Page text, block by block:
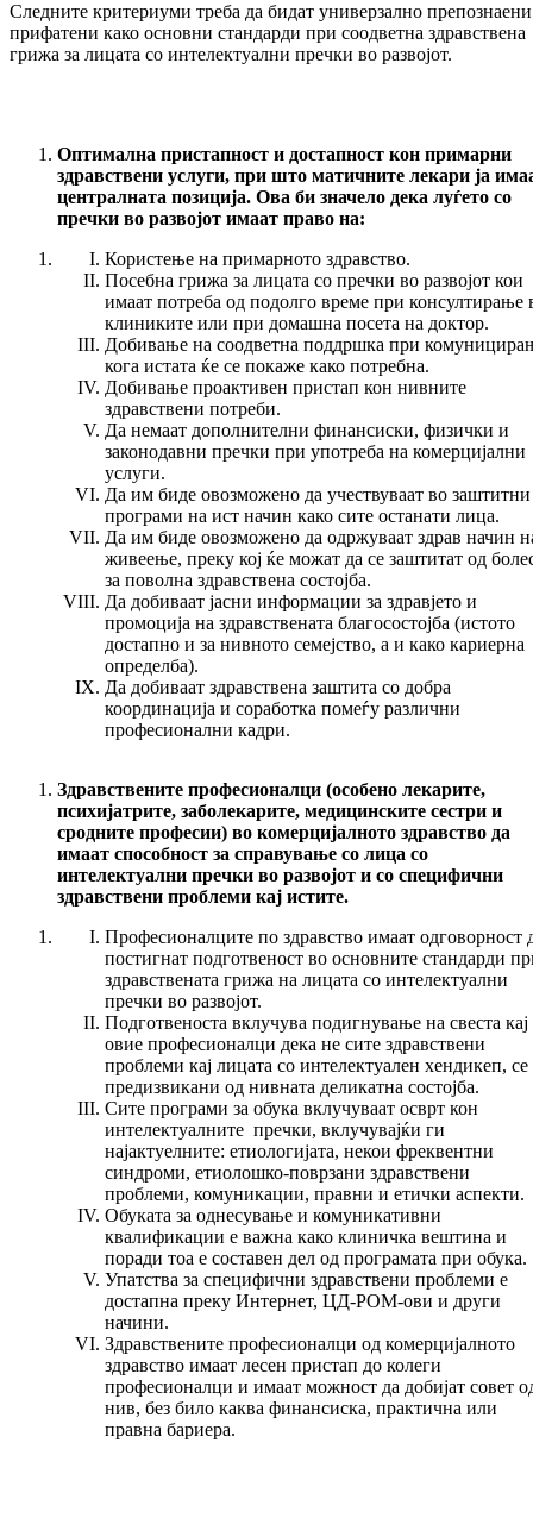
Следните критериуми треба да бидат универзално
прифатени како основни стандарди при соодветна здравствена
грижа за лицата со интелектуални пречки во развојот.
Оптимална пристапност и достапност кон примарни
здравствени услуги, при што матичните лекари ја
централната позиција. Ова би значело дека луѓето со
пречки во развојот имаат право на:
Користење на примарното здравство.
Посебна грижа за лицата со пречки во развојот кои
имаат потреба од подолго време при консултирање
клиниките или при домашна посета на доктор.
Добивање на соодветна поддршка при
кога истата ќе се покаже како потребна.
Добивање проактивен пристап кон нивните
здравствени потреби.
Да немаат дополнителни финансиски, физички и
законодавни пречки при употреба на комерцијални
услуги.
Да им биде овозможено да учествуваат во заштитни
програми на ист начин како сите останати лица.
Да им биде овозможено да одржуваат здрав начин
живеење, преку кој ќе можат да се заштитат од
за поволна здравствена состојба.
Да добиваат јасни информации за здравјето и
промоција на здравствената благосостојба (истото
достапно и за нивното семејство, а и како кариерна
определба).
Да добиваат здравствена заштита со добра
координација и соработка помеѓу различни
професионални кадри.
Здравствените професионалци (особено лекарите,
психијатрите, заболекарите, медицинските сестри и
сродните професии) во комерцијалното здравство да
имаат способност за справување со лица со
интелектуални пречки во развојот и со специфични
здравствени проблеми кај истите.
Професионалците по здравство имаат одговорност
постигнат подготвеност во основните стандарди
здравствената грижа на лицата со интелектуални
пречки во развојот.
Подготвеноста вклучува подигнување на свеста кај
овие професионалци дека не сите здравствени
проблеми кај лицата со интелектуален хендикеп, се
предизвикани од нивната деликатна состојба.
Сите програми за обука вклучуваат осврт кон
интелектуалните пречки, вклучувајќи ги
најактуелните: етиологијата, некои фреквентни
синдроми, етиолошко-поврзани здравствени
проблеми, комуникации, правни и етички аспекти.
Обуката за однесување и комуникативни
квалификации е важна како клиничка вештина и
поради тоа е составен дел од програмата при обука.
Упатства за специфични здравствени проблеми е
достапна преку Интернет, ЦД-РОМ-ови и други
начини.
Здравствените професионалци од комерцијалното
здравство имаат лесен пристап до колеги
професионалци и имаат можност да добијат совет
нив, без било каква финансиска, практична или
правна бариера.